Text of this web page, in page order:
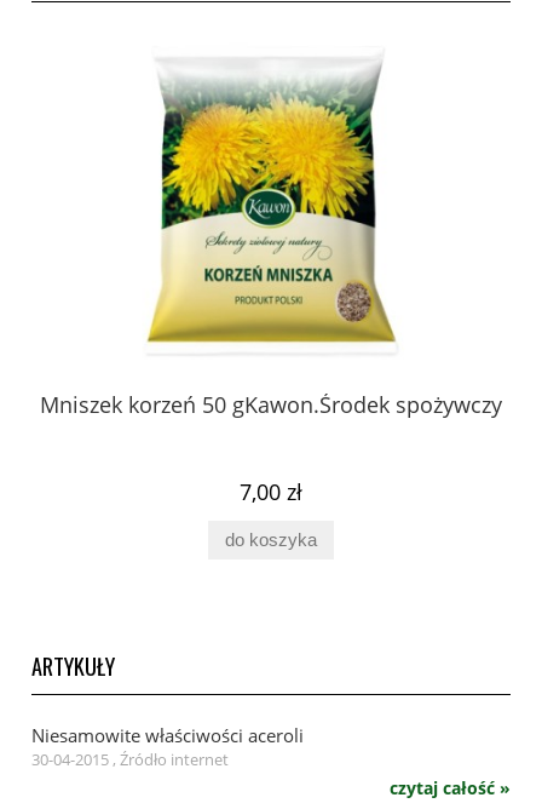
Mniszek korzeń 50 gKawon.Środek spożywczy
7,00 zł
do koszyka
ARTYKUŁY
Niesamowite właściwości aceroli
30-04-2015 , Źródło internet
czytaj całość »